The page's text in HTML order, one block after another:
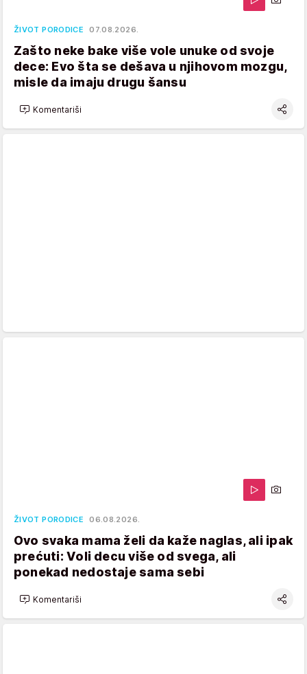
ŽIVOT PORODICE 07.08.2026.
Zašto neke bake više vole unuke od svoje
dece: Evo šta se dešava u njihovom mozgu,
misle da imaju drugu šansu
Komentariši
ŽIVOT PORODICE 06.08.2026.
Ovo svaka mama želi da kaže naglas, ali ipak
prećuti: Voli decu više od svega, ali
ponekad nedostaje sama sebi
Komentariši